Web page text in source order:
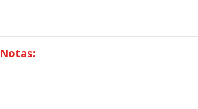
Notas: